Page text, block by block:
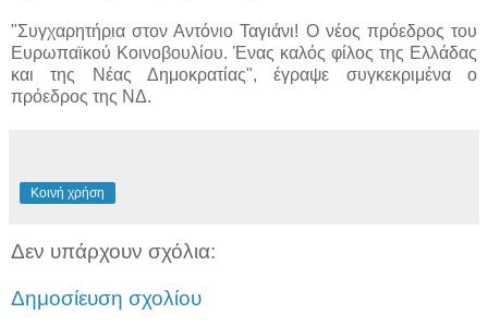
"Συγχαρητήρια στον Αντόνιο Ταγιάνι! Ο νέος πρόεδρος του
Ευρωπαϊκού Κοινοβουλίου. Ένας καλός φίλος της Ελλάδας
και της Νέας Δημοκρατίας", έγραψε συγκεκριμένα ο
πρόεδρος της ΝΔ.
Κοινή χρήση
Δεν υπάρχουν σχόλια:
Δημοσίευση σχολίου